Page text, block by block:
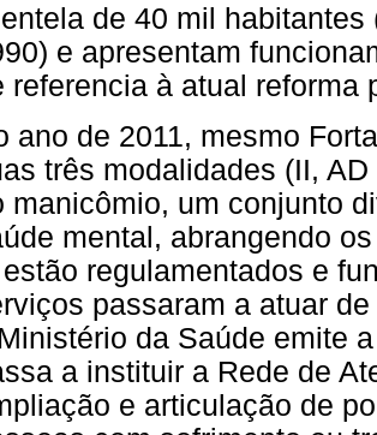
de 40 mil
e apresentam
referencia à atual reforma
ano de 2011, mesmo
três modalidades (II,
manicômio, um conjunto
mental, abrangendo
regulamentados e
passaram a atuar
da Saúde emite
a instituir a Rede de
e articulação de